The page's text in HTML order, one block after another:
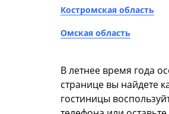
Костромская область
Омская область
В летнее время года
странице вы найдете
гостиницы